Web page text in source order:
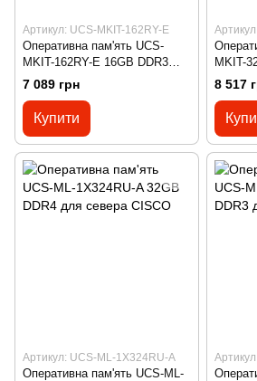
Артикул: UCS-MKIT-162RY-E
Оперативна пам'ять UCS-
MKIT-162RY-E 16GB DDR3
для севера CISCO
7 089 грн
Купити
MKIT-
для
8 517
Артикул: UCS-ML-1X324RU-A
Оперативна пам'ять UCS-ML-